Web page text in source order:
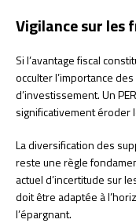
Vigilance sur les
Si l’avantage fiscal
occulter l’importance
d’investissement. Un
significativement éroder
La diversification des
reste une règle
actuel d’incertitude sur
doit être adaptée à
l’épargnant.